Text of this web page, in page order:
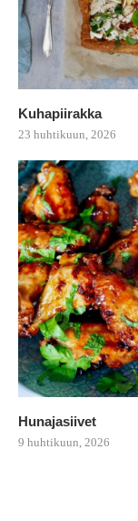
Kuhapiirakka
23 huhtikuun, 2026
Hunajasiivet
9 huhtikuun, 2026